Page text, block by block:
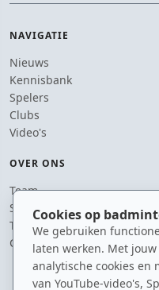
Cookies op
We gebruiken
laten werken. Met
analytische cookies en
van YouTube-video's,
NAVIGATIE
Nieuws
Kennisbank
Spelers
Clubs
Video's
OVER ONS
Team
Supporters
Tip de redactie
Contact